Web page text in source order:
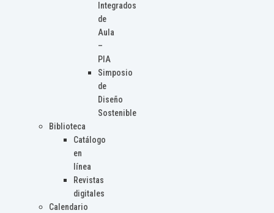
Integrados
de
Aula
–
PIA
Simposio
de
Diseño
Sostenible
Biblioteca
Catálogo
en
línea
Revistas
digitales
Calendario